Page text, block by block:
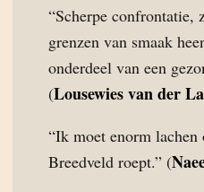
“Scherpe confrontatie,
grenzen van smaak
onderdeel van een
(Lousewies van der
“Ik moet enorm lachen
Breedveld roept.” (